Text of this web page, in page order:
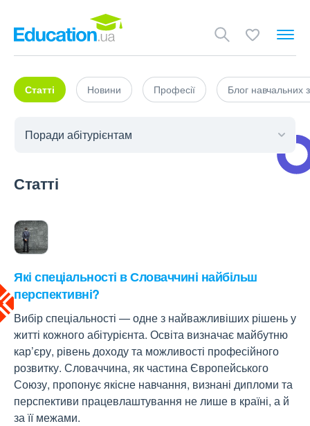
Статті Новини Професії Блог навчальних
Статті
Які спеціальності в Словаччині найбільш
перспективні?
Вибір спеціальності — одне з найважливіших рішень у
житті кожного абітурієнта. Освіта визначає майбутню
кар’єру, рівень доходу та можливості професійного
розвитку. Словаччина, як частина Європейського
Союзу, пропонує якісне навчання, визнані дипломи та
перспективи працевлаштування не лише в країні, а й
за її межами.